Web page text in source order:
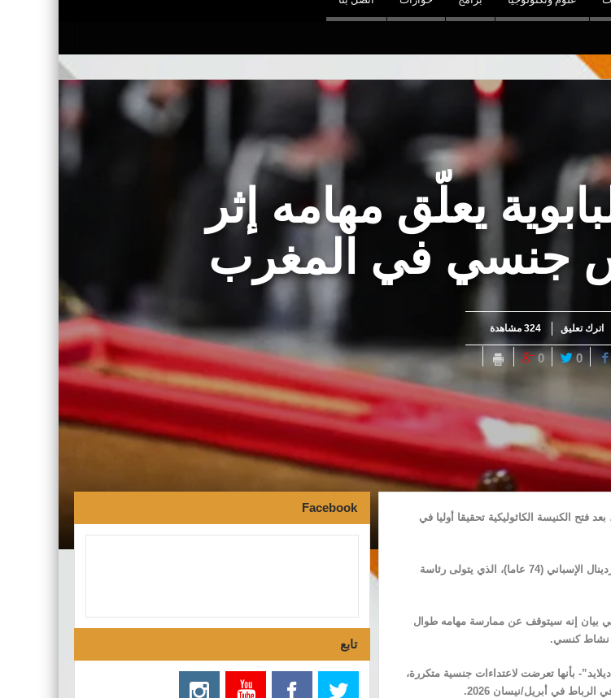
يعلّق مهامه إثر
جنسي في المغرب
اترك تعليق 324 مشاهدة
0
0
فتح الكنيسة الكاثوليكية تحقيقا أوليا في
وبحسب وكالة الصحافة الفرنسية، تستند القضية إلى شهادات 5 نساء على الأقل، تتهم الكاردينال الإسباني (74 عاما)، الذي يتولى رئاسة
بيان إنه سيتوقف عن ممارسة مهامه طوال
نشاط كنسي.
بأنها تعرضت لاعتداءات جنسية متكررة،
في أبريل/نيسان 2026.
Facebook
تابع